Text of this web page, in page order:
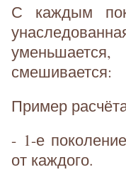
С каждым
смешивается:
Пример
- 1-е
от каждого.